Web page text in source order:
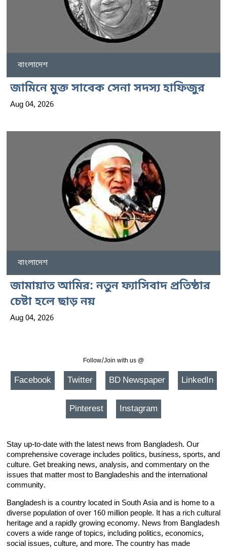
বাংলাদেশ
জামিনে মুক্ত সাবেক সেনা সদস্য হাফিজুর
Aug 04, 2026
বাংলাদেশ
জামায়াত আমির: নতুন ফ্যাসিবাদ প্রতিষ্ঠার
চেষ্টা হলে ছাড় নয়
Aug 04, 2026
Follow/Join with us @
Facebook Twitter BD Newspaper LinkedIn
Pinterest Instagram
Stay up-to-date with the latest news from Bangladesh. Our
comprehensive coverage includes politics, business, sports, and
culture. Get breaking news, analysis, and commentary on the
issues that matter most to Bangladeshis and the international
community.
Bangladesh is a country located in South Asia and is home to a
diverse population of over 160 million people. It has a rich cultural
heritage and a rapidly growing economy. News from Bangladesh
covers a wide range of topics, including politics, economics,
social issues, culture, and more. The country has made